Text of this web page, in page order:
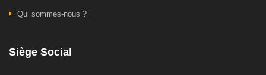
Qui sommes-nous ?
Siège Social